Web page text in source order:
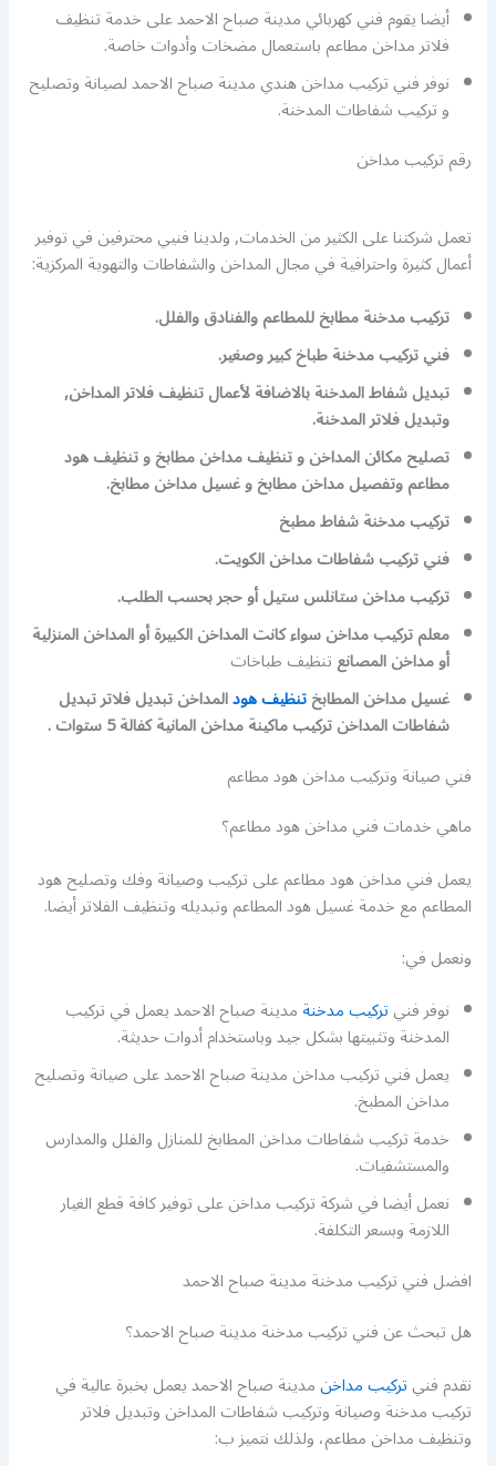
أيضا يقوم فني كهربائي مدينة صباح الاحمد على خدمة تنظيف
فلاتر مداخن مطاعم باستعمال مضخات وأدوات خاصة.
نوفر فني تركيب مداخن هندي مدينة صباح الاحمد لصيانة وتصليح
و تركيب شفاطات المدخنة.
رقم تركيب مداخن
تعمل شركتنا على الكثير من الخدمات, ولدينا فنيي محترفين في توفير
أعمال كثيرة واحترافية في مجال المداخن والشفاطات والتهوية المركزية:
تركيب مدخنة مطابخ للمطاعم والفنادق والفلل.
فني تركيب مدخنة طباخ كبير وصغير.
تبديل شفاط المدخنة بالاضافة لأعمال تنظيف فلاتر المداخن,
وتبديل فلاتر المدخنة.
تصليح مكائن المداخن و تنظيف مداخن مطابخ و تنظيف هود
مطاعم وتفصيل مداخن مطابخ و غسيل مداخن مطابخ.
تركيب مدخنة شفاط مطبخ
فني تركيب شفاطات مداخن الكويت.
تركيب مداخن ستانلس ستيل أو حجر بحسب الطلب.
معلم تركيب مداخن سواء كانت المداخن الكبيرة أو المداخن المنزلية
أو مداخن المصانعتنظيف طباخات
غسيل مداخن المطابختنظيف هودالمداخن تبديل فلاتر تبديل
شفاطات المداخن تركيب ماكينة مداخن المانية كفالة 5 ستوات .
فني صيانة وتركيب مداخن هود مطاعم
ماهي خدمات فني مداخن هود مطاعم؟
يعمل فني مداخن هود مطاعم على تركيب وصيانة وفك وتصليح هود
المطاعم مع خدمة غسيل هود المطاعم وتبديله وتنظيف الفلاتر أيضا.
ونعمل في:
نوفر فنيتركيب مدخنةمدينة صباح الاحمد يعمل في تركيب
المدخنة وتثبيتها بشكل جيد وباستخدام أدوات حديثة.
يعمل فني تركيب مداخن مدينة صباح الاحمد على صيانة وتصليح
مداخن المطبخ.
خدمة تركيب شفاطات مداخن المطابخ للمنازل والفلل والمدارس
والمستشفيات.
نعمل أيضا في شركة تركيب مداخن على توفير كافة قطع الغيار
اللازمة وبسعر التكلفة.
افضل فني تركيب مدخنة مدينة صباح الاحمد
هل تبحث عن فني تركيب مدخنة مدينة صباح الاحمد؟
نقدم فنيتركيب مداخنمدينة صباح الاحمد يعمل بخبرة عالية في
تركيب مدخنة وصيانة وتركيب شفاطات المداخن وتبديل فلاتر
وتنظيف مداخن مطاعم، ولذلك نتميز ب: